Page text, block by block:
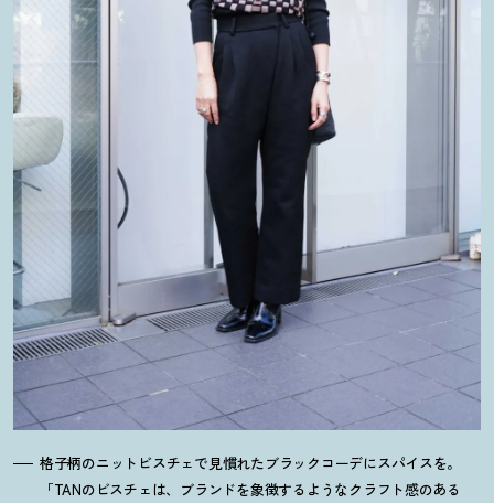
格子柄のニットビスチェで見慣れたブラックコーデにスパイスを。
「TANのビスチェは、ブランドを象徴するようなクラフト感のある